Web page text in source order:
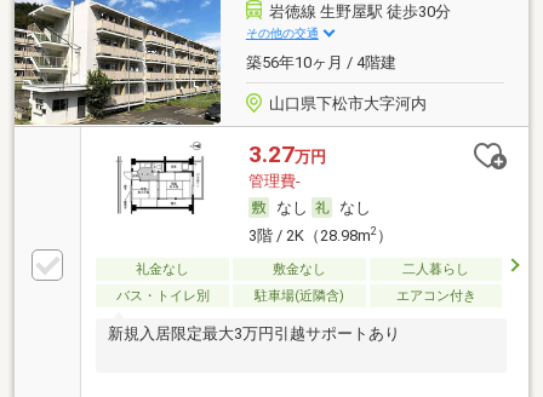
岩徳線 生野屋駅 徒歩30分
その他の交通
築56年10ヶ月 / 4階建
山口県下松市大字河内
3.27万円
管理費-
なし
なし
3階 / 2K（28.98m2）
礼金なし 敷金なし
二人暮らし
バス・トイレ別
駐車場(近隣含) エアコン付き
新規入居限定最大3万円引越サポートあり